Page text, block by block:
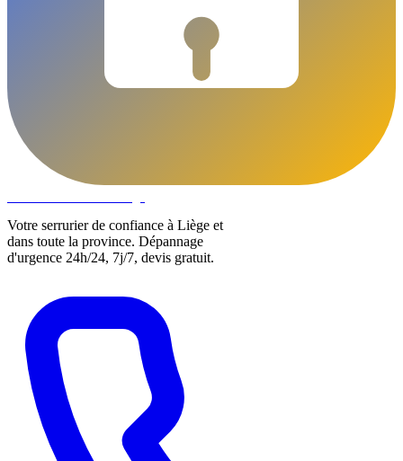
Votre serrurier de confiance à Liège et
dans toute la province. Dépannage
d'urgence 24h/24, 7j/7, devis gratuit.